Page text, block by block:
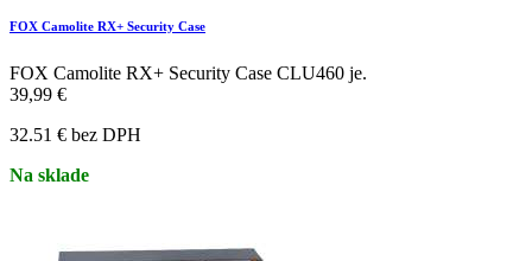
FOX Camolite RX+ Security Case
FOX Camolite RX+ Security Case CLU460 je.
39,99 €
32.51 € bez DPH
Na sklade